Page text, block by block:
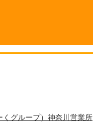
グループ）神奈川営業所